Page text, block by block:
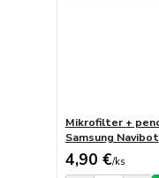
Mikrofilter +
Samsung Navibot
4,90 €/ks